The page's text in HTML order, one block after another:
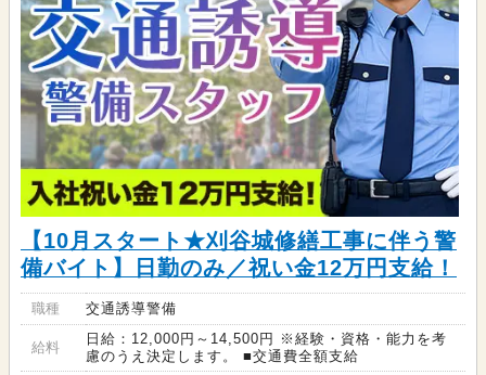
【10月スタート★刈谷城修繕工事に伴う警
備バイト】日勤のみ／祝い金12万円支給！
職種 交通誘導警備
給料
日給：12,000円～14,500円 ※経験・資格・能力を考
慮のうえ決定します。 ■交通費全額支給